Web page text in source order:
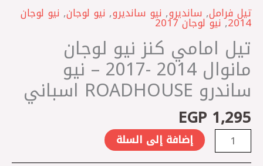
تيل فرامل, سانديرو, نيو سانديرو, نيو لوجان, نيو لوجان
2014
,نيو لوجان 2017
تيل امامي كنز نيو لوجان
مانوال 2014 -2017 – نيو
ساندرو ROADHOUSE اسباني
EGP 1,295
إضافة إلى السلة